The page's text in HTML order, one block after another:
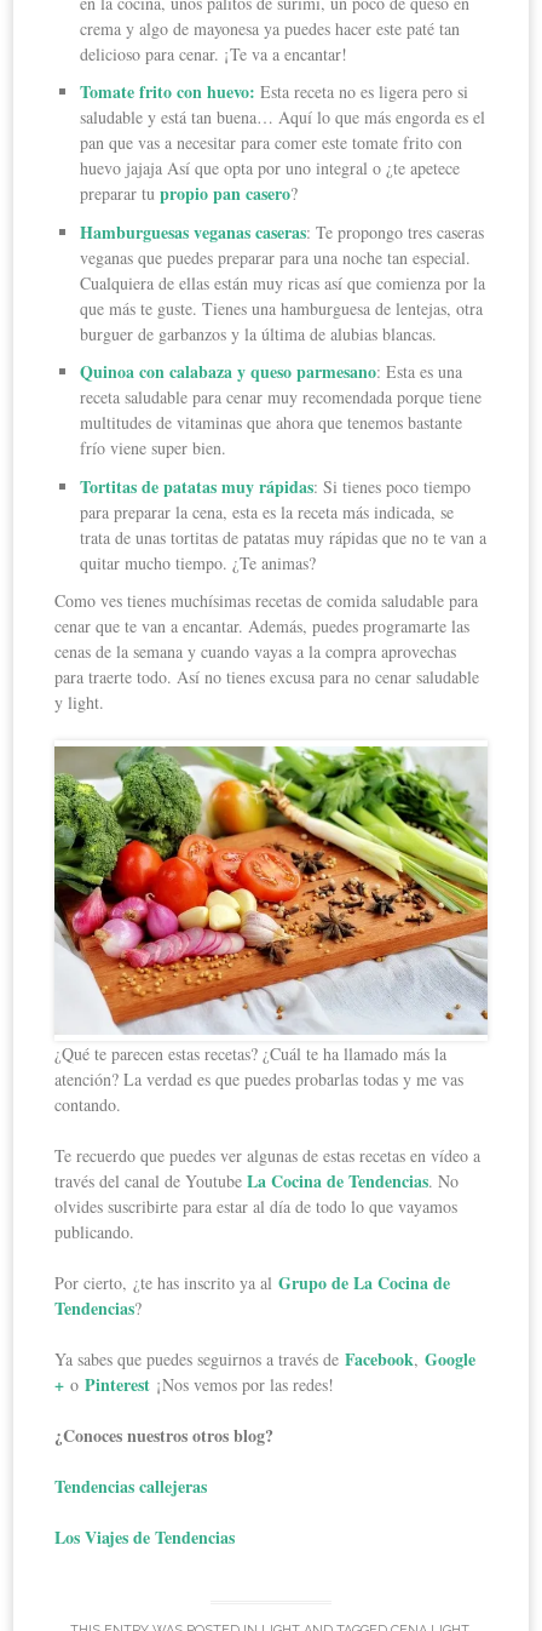
crema y algo de mayonesa ya puedes hacer este paté tan
delicioso para cenar. ¡Te va a encantar!
Tomate frito con huevo: Esta receta no es ligera pero si
saludable y está tan buena… Aquí lo que más engorda es el
pan que vas a necesitar para comer este tomate frito con
huevo jajaja Así que opta por uno integral o ¿te apetece
preparar tupropio pan casero?
Hamburguesas veganas caseras: Te propongo tres caseras
veganas que puedes preparar para una noche tan especial.
Cualquiera de ellas están muy ricas así que comienza por la
que más te guste. Tienes una hamburguesa de lentejas, otra
burguer de garbanzos y la última de alubias blancas.
Quinoa con calabaza y queso parmesano: Esta es una
receta saludable para cenar muy recomendada porque tiene
multitudes de vitaminas que ahora que tenemos bastante
frío viene super bien.
Tortitas de patatas muy rápidas: Si tienes poco tiempo
para preparar la cena, esta es la receta más indicada, se
trata de unas tortitas de patatas muy rápidas que no te van a
quitar mucho tiempo. ¿Te animas?
Como ves tienes muchísimas recetas de comida saludable para
cenar que te van a encantar. Además, puedes programarte las
cenas de la semana y cuando vayas a la compra aprovechas
para traerte todo. Así no tienes excusa para no cenar saludable
y light.
¿Qué te parecen estas recetas? ¿Cuál te ha llamado más la
atención? La verdad es que puedes probarlas todas y me vas
contando.
Te recuerdo que puedes ver algunas de estas recetas en vídeo a
través del canal de YoutubeLa Cocina de Tendencias. No
olvides suscribirte para estar al día de todo lo que vayamos
publicando.
Por cierto, ¿te has inscrito ya alGrupo de La Cocina de
Tendencias?
Ya sabes que puedes seguirnos a través deFacebook,Google
+ oPinterest ¡Nos vemos por las redes!
¿Conoces nuestros otros blog?
Tendencias callejeras
Los Viajes de Tendencias